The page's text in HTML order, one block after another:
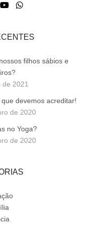
filhos sábios e
de 2021
devemos acreditar!
de 2020
no Yoga?
de 2020